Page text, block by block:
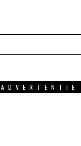
ADVERTENTIE